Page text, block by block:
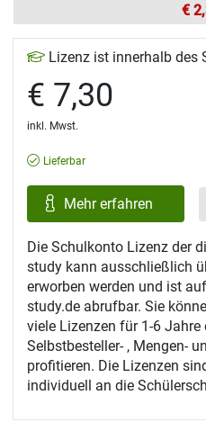
€
Lizenz ist innerhalb des
€ 7,30
inkl. Mwst.
Lieferbar
Mehr erfahren
Die Schulkonto Lizenz der
study kann ausschließlich
erworben werden und ist
study.de abrufbar. Sie
viele Lizenzen für 1-6 Jahre
Selbstbesteller- , Mengen-
profitieren. Die Lizenzen
individuell an die